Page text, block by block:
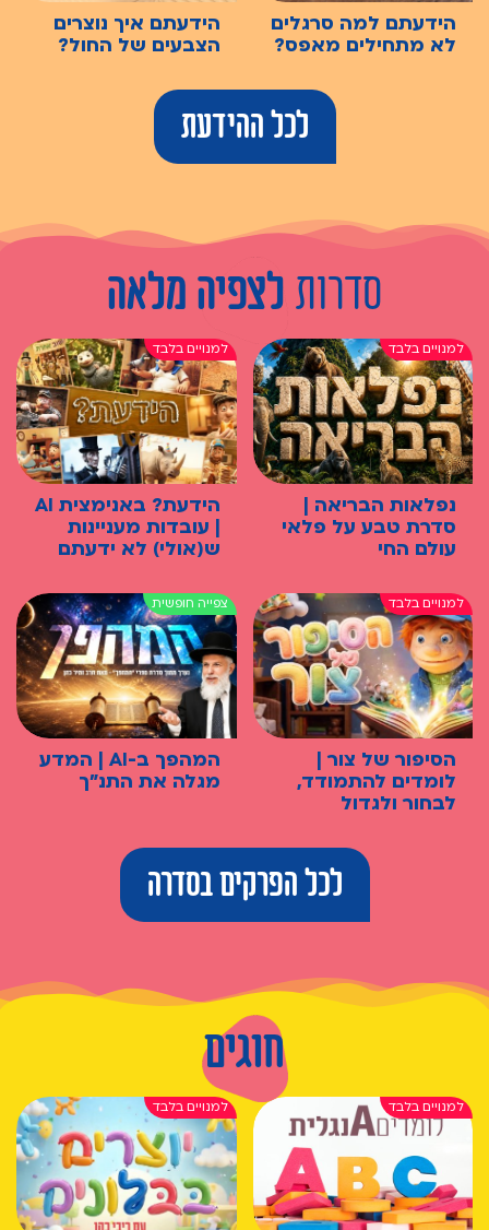
הידעתם למה סרגלים
לא מתחילים מאפס?
הידעתם איך נוצרים
הצבעים של החול?
לכל ההידעת
סדרות לצפיה מלאה
נפלאות הבריאה |
סדרת טבע על פלאי
עולם החי
הידעת? באנימצית AI
| עובדות מעניינות
ש(אולי) לא ידעתם
הסיפור של צור |
לומדים להתמודד,
לבחור ולגדול
המהפך ב-AI | המדע
מגלה את התנ"ך
לכל הפרקים בסדרה
חוגים